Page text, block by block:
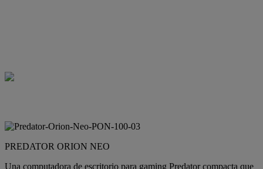
PREDATOR ORION NEO
Una computadora de escritorio para gaming Predator compacta que